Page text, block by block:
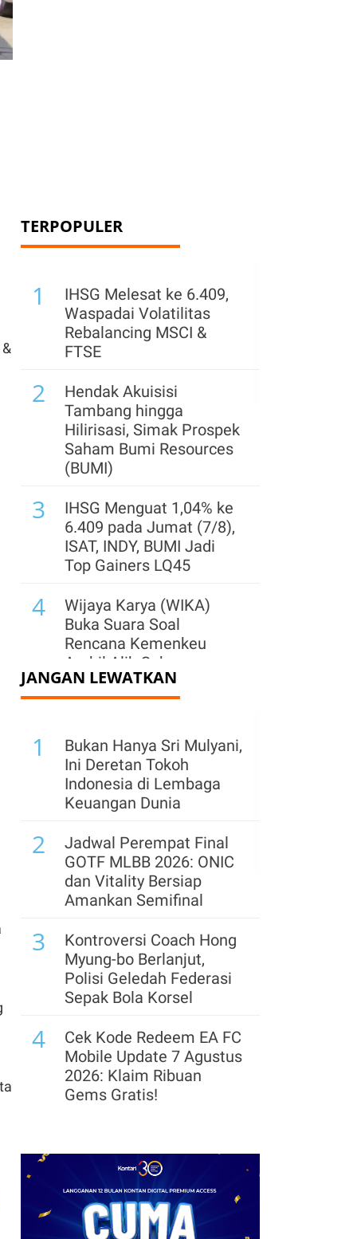
TERPOPULER
1
IHSG Melesat ke 6.409,
Waspadai Volatilitas
Rebalancing MSCI &
FTSE
2
Hendak Akuisisi
Tambang hingga
Hilirisasi, Simak Prospek
Saham Bumi Resources
(BUMI)
3
IHSG Menguat 1,04% ke
6.409 pada Jumat (7/8),
ISAT, INDY, BUMI Jadi
Top Gainers LQ45
4
Wijaya Karya (WIKA)
Buka Suara Soal
Rencana Kemenkeu
Ambil Alih Saham
Whoosh
6.388,48 Sesi I Jumat
(7/8), Top Gainers:
Saham ISAT, INDY,
MBMA
6
Harga Emas Rebound ke
US$ 4.300, Analis
Proyeksikan US$ 6.000 di
Akhir 2026
7
Usai Suspensi Dicabut
BEI, Saham COAL
Melesat 8,7% Meski
Masih Merugi
8
Jelang Delisting,
Indointernet (EDGE)
Telah Serap 7,1 Juta
Saham di Harga Rp
9
Saham VIVA Berpeluang
Rerating, Nilai
Kepemilikan di MDIA
Belum Tercermin
JANGAN LEWATKAN
1
Bukan Hanya Sri Mulyani,
Ini Deretan Tokoh
Indonesia di Lembaga
Keuangan Dunia
2
Jadwal Perempat Final
GOTF MLBB 2026: ONIC
dan Vitality Bersiap
Amankan Semifinal
3
Kontroversi Coach Hong
Myung-bo Berlanjut,
Polisi Geledah Federasi
Sepak Bola Korsel
4
Cek Kode Redeem EA FC
Mobile Update 7 Agustus
2026: Klaim Ribuan
Gems Gratis!
Treasuri 9,63 Miliar, Cek
Profil Emiten DSSA
hingga Kinerjanya
Arsenal Perpanjang